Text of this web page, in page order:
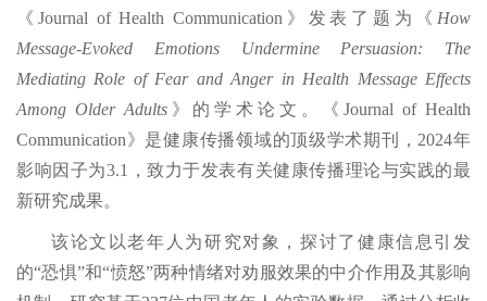
《 Journal of Health Communication 》发表了题为《 How
Message-Evoked Emotions Undermine Persuasion: The
Mediating Role of Fear and Anger in Health Message Effects
Among Older Adults》的学术论文。《Journal of Health
Communication》是健康传播领域的顶级学术期刊， 2024年
影响因子为3.1
，致力于发表有关健康传播理论与实践的最
新研究成果。
该论文以老年人为研究对象，探讨了健康信息 引发
的“恐惧”和“愤怒”两种情绪对劝服效果的中介作用及其影响